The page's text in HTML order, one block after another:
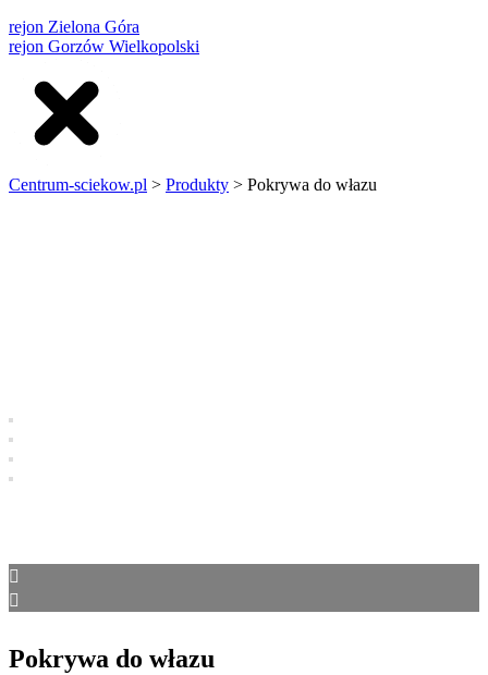
rejon Zielona Góra
rejon Gorzów Wielkopolski
Centrum-sciekow.pl > Produkty > Pokrywa do włazu
Pokrywa do włazu